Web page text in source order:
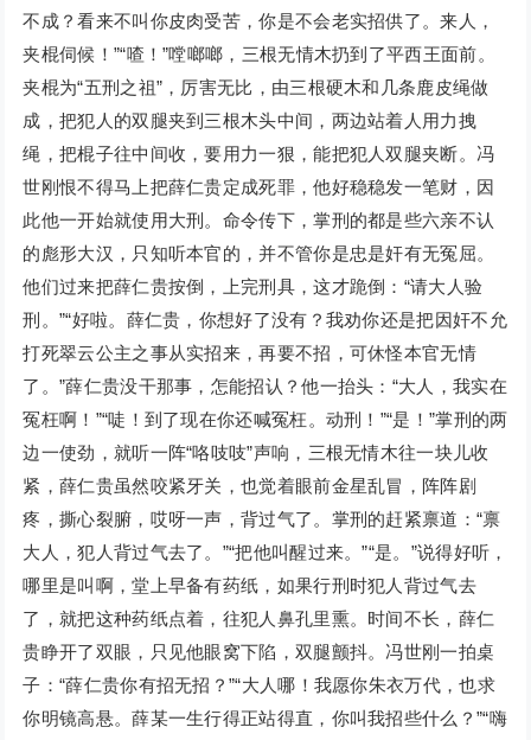
不成？看来不叫你皮肉受苦，你是不会老实招供了。来人，
夹棍伺候！”“喳！”嘡啷啷，三根无情木扔到了平西王面前。
夹棍为“五刑之祖”，厉害无比，由三根硬木和几条鹿皮绳做
成，把犯人的双腿夹到三根木头中间，两边站着人用力拽
绳，把棍子往中间收，要用力一狠，能把犯人双腿夹断。冯
世刚恨不得马上把薛仁贵定成死罪，他好稳稳发一笔财，因
此他一开始就使用大刑。命令传下，掌刑的都是些六亲不认
的彪形大汉，只知听本官的，并不管你是忠是奸有无冤屈。
他们过来把薛仁贵按倒，上完刑具，这才跪倒：“请大人验
刑。”“好啦。薛仁贵，你想好了没有？我劝你还是把因奸不允
打死翠云公主之事从实招来，再要不招，可休怪本官无情
了。”薛仁贵没干那事，怎能招认？他一抬头：“大人，我实在
冤枉啊！”“唗！到了现在你还喊冤枉。动刑！”“是！”掌刑的两
边一使劲，就听一阵“咯吱吱”声响，三根无情木往一块儿收
紧，薛仁贵虽然咬紧牙关，也觉着眼前金星乱冒，阵阵剧
疼，撕心裂腑，哎呀一声，背过气了。掌刑的赶紧禀道：“禀
大人，犯人背过气去了。”“把他叫醒过来。”“是。”说得好听，
哪里是叫啊，堂上早备有药纸，如果行刑时犯人背过气去
了，就把这种药纸点着，往犯人鼻孔里熏。时间不长，薛仁
贵睁开了双眼，只见他眼窝下陷，双腿颤抖。冯世刚一拍桌
子：“薛仁贵你有招无招？”“大人哪！我愿你朱衣万代，也求
你明镜高悬。薛某一生行得正站得直，你叫我招些什么？”“嗨